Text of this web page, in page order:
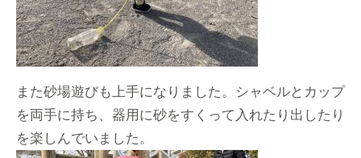
また砂場遊びも上手になりました。シャベルとカップ
を両手に持ち、器用に砂をすくって入れたり出したり
を楽しんでいました。